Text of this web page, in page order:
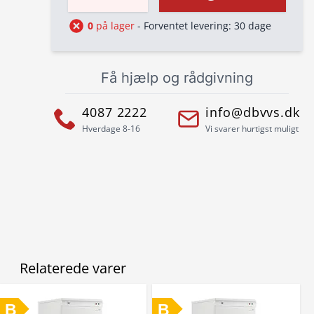
0 på lager - Forventet levering: 30 dage
Få hjælp og rådgivning
4087 2222
Hverdage 8-16
info@dbvvs.dk
Vi svarer hurtigst muligt
Relaterede varer
B B